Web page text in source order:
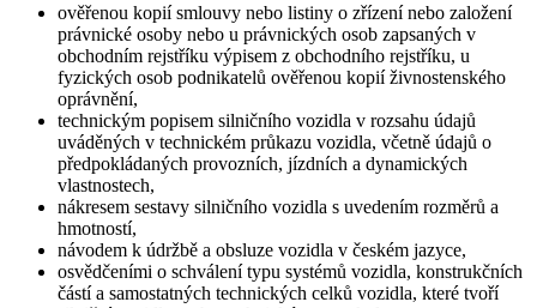
ověřenou kopií smlouvy nebo listiny o zřízení nebo založení
právnické osoby nebo u právnických osob zapsaných v
obchodním rejstříku výpisem z obchodního rejstříku, u
fyzických osob podnikatelů ověřenou kopií živnostenského
oprávnění,
technickým popisem silničního vozidla v rozsahu údajů
uváděných v technickém průkazu vozidla, včetně údajů o
předpokládaných provozních, jízdních a dynamických
vlastnostech,
nákresem sestavy silničního vozidla s uvedením rozměrů a
hmotností,
návodem k údržbě a obsluze vozidla v českém jazyce,
osvědčeními o schválení typu systémů vozidla, konstrukčních
částí a samostatných technických celků vozidla, které tvoří